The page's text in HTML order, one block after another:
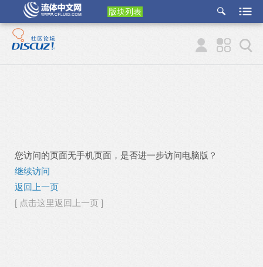
版块列表
etu
p
您访问的页面无手机页面，是否进一步访问电脑版？
继续访问
返回上一页
[ 点击这里返回上一页 ]